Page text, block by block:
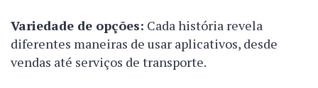
Variedade de opções: Cada história revela
diferentes maneiras de usar aplicativos, desde
vendas até serviços de transporte.